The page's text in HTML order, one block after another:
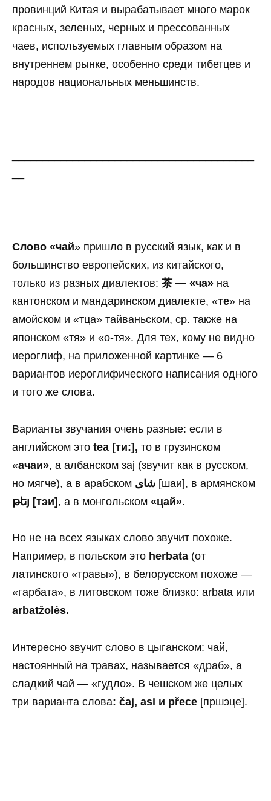
провинций Китая и вырабатывает много марок
красных, зеленых, черных и прессованных
чаев, используемых главным образом на
внутреннем рынке, особенно среди тибетцев и
народов национальных меньшинств.
Слово «чай» пришло в русский язык, как и в
большинство европейских, из китайского,
только из разных диалектов: 茶 — «ча» на
кантонском и мандаринском диалекте, «те» на
амойском и «тца» тайваньском, ср. также на
японском «тя» и «о-тя». Для тех, кому не видно
иероглиф, на приложенной картинке — 6
вариантов иероглифического написания одного
и того же слова.
Варианты звучания очень разные: если в
английском это tea [ти:], то в грузинском
«ачаи», а албанском зaj (звучит как в русском,
но мягче), а в арабском شاى [шаи], в армянском
թեյ [тэи], а в монгольском «цай».
Но не на всех языках слово звучит похоже.
Например, в польском это herbata (от
латинского «травы»), в белорусском похоже —
«гарбата», в литовском тоже близко: arbata или
arbatžolės.
Интересно звучит слово в цыганском: чай,
настоянный на травах, называется «драб», а
сладкий чай — «гудло». В чешском же целых
три варианта слова: čaj, asi и přece [пршэце].